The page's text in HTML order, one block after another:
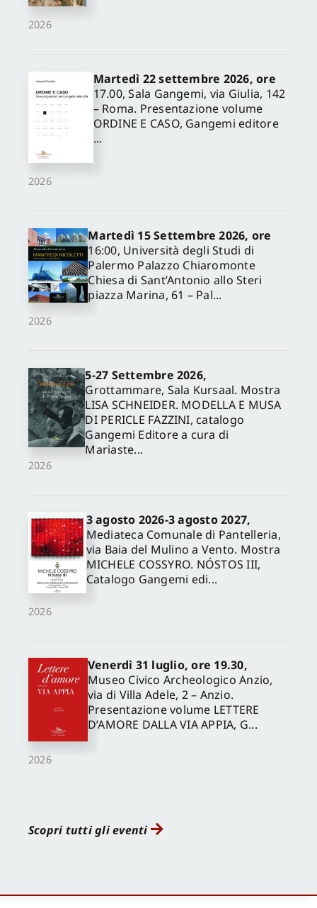
2026
2026
Martedì 22 settembre 2026, ore
17.00, Sala Gangemi, via Giulia, 142
– Roma. Presentazione volume
ORDINE E CASO, Gangemi editore
...
2026
Martedì 15 Settembre 2026, ore
16:00, Università degli Studi di
Palermo Palazzo Chiaromonte
Chiesa di Sant’Antonio allo Steri
piazza Marina, 61 – Pal...
2026
5-27 Settembre 2026,
Grottammare, Sala Kursaal. Mostra
LISA SCHNEIDER. MODELLA E MUSA
DI PERICLE FAZZINI, catalogo
Gangemi Editore a cura di
Mariaste...
2026
3 agosto 2026-3 agosto 2027,
Mediateca Comunale di Pantelleria,
via Baia del Mulino a Vento. Mostra
MICHELE COSSYRO. NÓSTOS III,
Catalogo Gangemi edi...
2026
Venerdì 31 luglio, ore 19.30,
Museo Civico Archeologico Anzio,
via di Villa Adele, 2 – Anzio.
Presentazione volume LETTERE
D’AMORE DALLA VIA APPIA, G...
Scopri tutti gli eventi